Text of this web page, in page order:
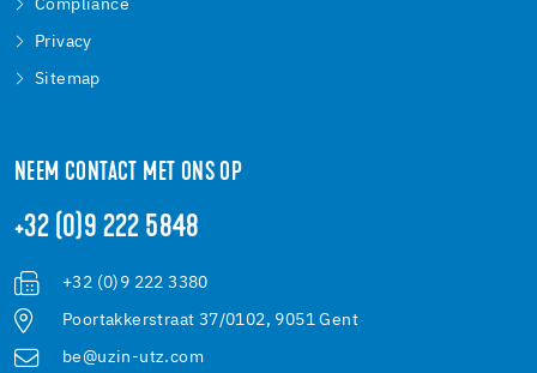
Compliance
Privacy
Sitemap
NEEM CONTACT MET ONS OP
+32 (0)9 222 5848
+32 (0)9 222 3380
Poortakkerstraat 37/0102, 9051 Gent
be@uzin-utz.com